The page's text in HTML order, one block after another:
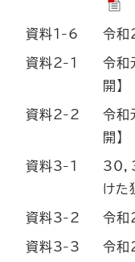
資料1-6 令和
資料2-1
令和
開】
資料2-2
令和
開】
資料3-1
30，
けた
資料3-2 令和
資料3-3
令和